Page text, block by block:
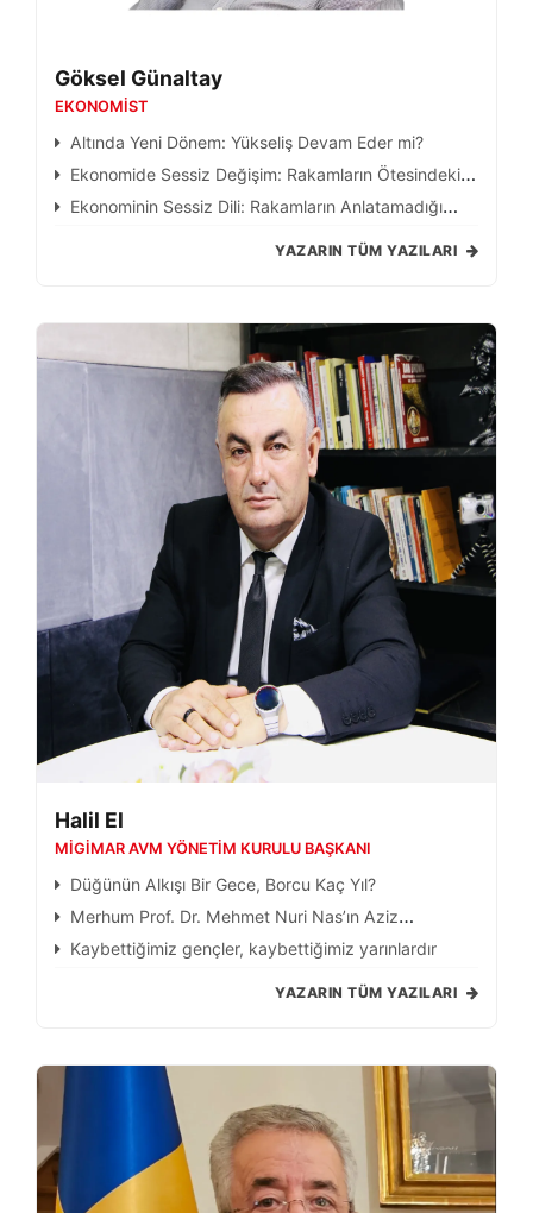
Göksel Günaltay
EKONOMIST
Altında Yeni Dönem: Yükseliş Devam Eder mi?
Ekonomide Sessiz Değişim: Rakamların Ötesindeki
Gerçek
Ekonominin Sessiz Dili: Rakamların Anlatamadığı
YAZARIN TÜM YAZILARI
Halil El
MİGİMAR AVM YÖNETIM KURULU BAŞKANI
Düğünün Alkışı Bir Gece, Borcu Kaç Yıl?
Merhum Prof. Dr. Mehmet Nuri Nas’ın Aziz
Hatırasına İthafen: Bir bilim insanına vefa, bir milletin
Kaybettiğimiz gençler, kaybettiğimiz yarınlardır
YAZARIN TÜM YAZILARI